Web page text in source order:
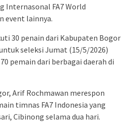
Internasonal FA7 World
event lainnya.
30 penain dari Kabupaten Bogor
seleksi Jumat (15/5/2026)
pemain dari berbagai daerah di
Arif Rochmawan merespon
timnas FA7 Indonesia yang
Cibinong selama dua hari.